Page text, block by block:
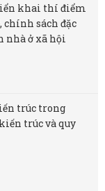
khai thí điểm
chính sách đặc
nhà ở xã hội
trúc trong
trúc và quy